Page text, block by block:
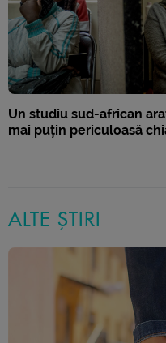
Un studiu sud-african
mai puțin periculoasă
ALTE ȘTIRI